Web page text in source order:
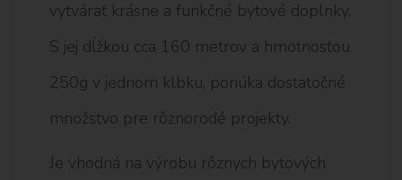
vytvárať krásne a funkčné bytové doplnky.
S jej dĺžkou cca 160 metrov a hmotnosťou
250g v jednom klbku, ponúka dostatočné
množstvo pre rôznorodé projekty.
Je vhodná na výrobu rôznych bytových